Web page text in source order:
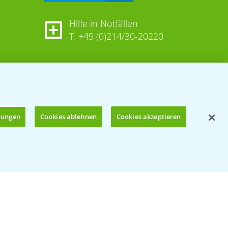
Hilfe in Notfällen
T. +49 (0)214/30-20220
Cookies ablehnen Cookies akzeptieren